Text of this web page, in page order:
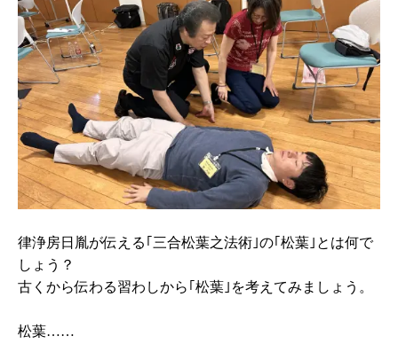
律浄房日胤が伝える｢三合松葉之法術｣の｢松葉｣とは何で
しょう？
古くから伝わる習わしから｢松葉｣を考えてみましょう。
松葉……